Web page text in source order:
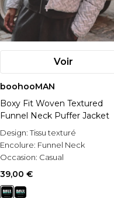
Voir
boohooMAN
Boxy Fit Woven Textured
Funnel Neck Puffer Jacket
Design:Tissu texturé
Encolure: Funnel Neck
Occasion: Casual
39,00 €